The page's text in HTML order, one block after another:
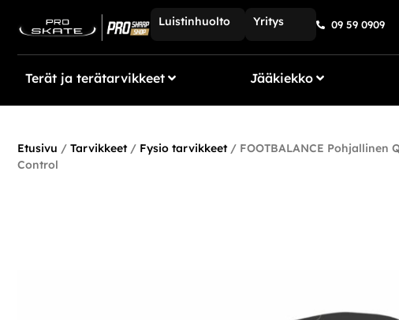
Luistinhuolto Yritys 09 59 0909
Terät ja terätarvikkeet Jääkiekko
Etusivu / Tarvikkeet/ Fysio tarvikkeet/ FOOTBALANCE Pohjallinen
Control